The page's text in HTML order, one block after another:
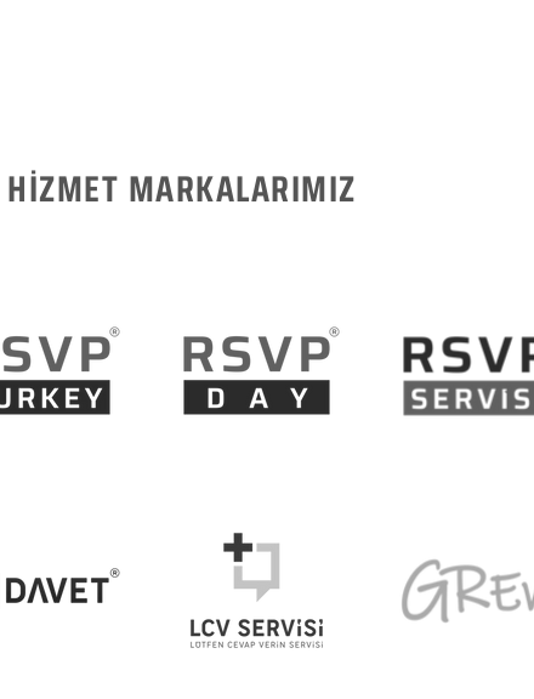
HİZMET MARKALARIMIZ